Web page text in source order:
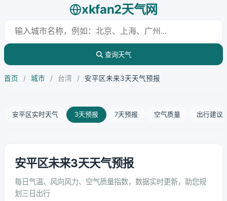
xkfan2天气网
查询天气
首页 / 城市 / 台湾 / 安平区未来3天天气预报
安平区实时天气 3天预报 7天预报 空气质量 出行建议
安平区未来3天天气预报
每日气温、风向风力、空气质量指数，数据实时更新，助您规
划三日出行